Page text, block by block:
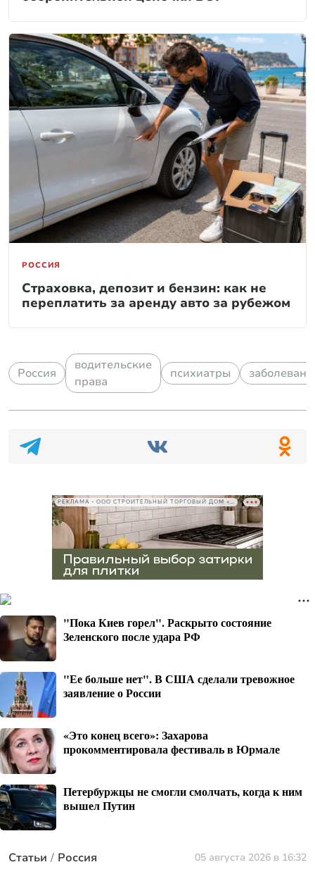
РОССИЯ
Страховка, депозит и бензин: как не
переплатить за аренду авто за рубежом
Россия
водительские
права
психиатры
РЕКЛАМА • ООО СТРОИТЕЛЬНЫЙ ТОРГОВЫЙ ДОМ «ПЕТРОВИЧ», ИНН 7802348846
"Пока Киев горел". Раскрыто состояние
Зеленского после удара РФ
"Ее больше нет". В США сделали тревожное
заявление о России
«Это конец всего»: Захарова
прокомментировала фестиваль в Юрмале
Петербуржцы не смогли смолчать, когда к ним
вышел Путин
Статьи Россия 05 августа 2026 в 16:32